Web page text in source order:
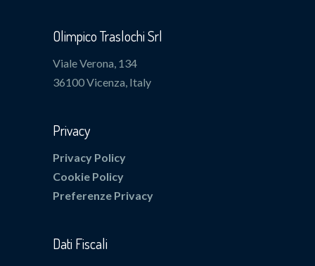
Olimpico Traslochi Srl
Viale Verona, 134
36100 Vicenza, Italy
Privacy
Privacy Policy
Cookie Policy
Preferenze Privacy
Dati Fiscali